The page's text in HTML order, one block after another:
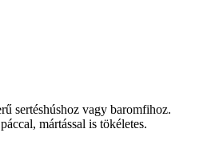
sertéshúshoz vagy baromfihoz.
mártással is tökéletes.